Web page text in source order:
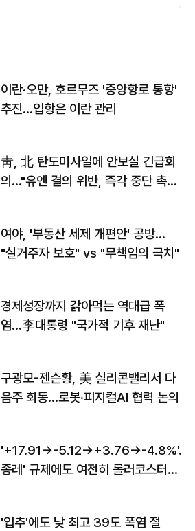
이란·오만, 호르무즈 '중앙항로 통항'
추진…입항은 이란 관리
靑, 北 탄도미사일에 안보실 긴급회
의…"유엔 결의 위반, 즉각 중단 촉
여야, '부동산 세제 개편안' 공방…
"실거주자 보호" vs "무책임의 극치"
경제성장까지 갉아먹는 역대급 폭
염…李대통령 "국가적 기후 재난"
구광모-젠슨황, 美 실리콘밸리서 다
음주 회동…로봇·피지컬AI 협력 논의
'+17.91→-5.12→+3.76→-4.8%'…'
종레' 규제에도 여전히 롤러코스터
'입추'에도 낮 최고 39도 폭염 절